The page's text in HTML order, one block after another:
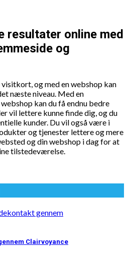
resultater online med
og
og med en webshop kan
næste niveau. Med en
kan du få endnu bedre
vil lettere kunne finde dig, og du
kunder. Du vil også være i
og tjenester lettere og mere
og din webshop i dag for at
tilstedeværelse.
Clairvoyance